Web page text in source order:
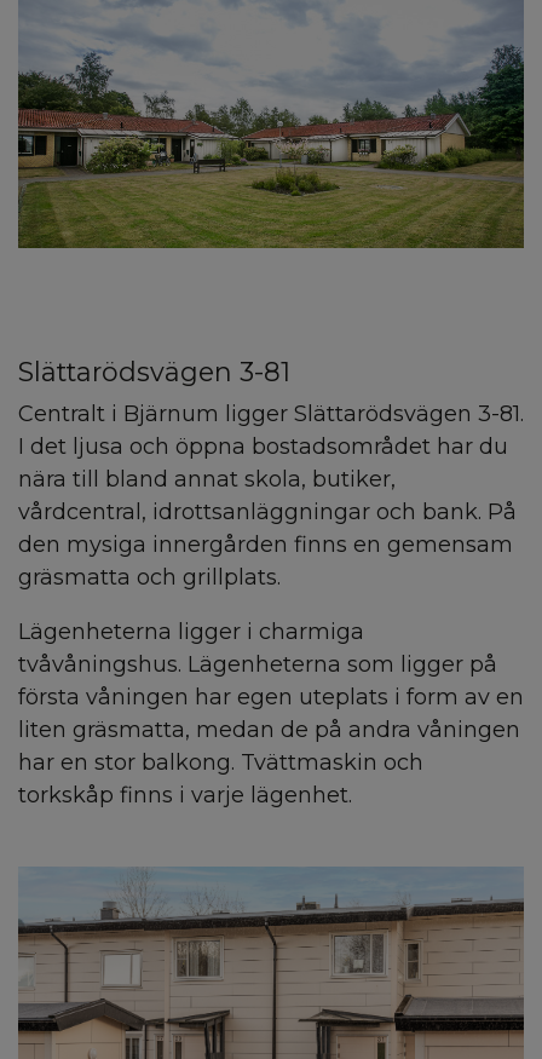
Slättarödsvägen 3-81
Centralt i Bjärnum ligger Slättarödsvägen 3-81.
I det ljusa och öppna bostadsområdet har du
nära till bland annat skola, butiker,
vårdcentral, idrottsanläggningar och bank. På
den mysiga innergården finns en gemensam
gräsmatta och grillplats.
Lägenheterna ligger i charmiga
tvåvåningshus. Lägenheterna som ligger på
första våningen har egen uteplats i form av en
liten gräsmatta, medan de på andra våningen
har en stor balkong. Tvättmaskin och
torkskåp finns i varje lägenhet.